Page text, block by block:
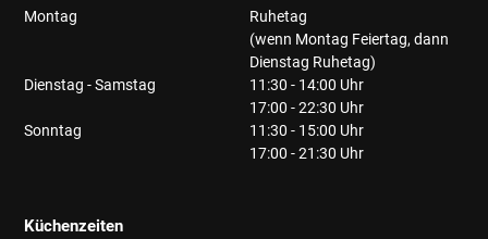
Montag
Ruhetag
(wenn Montag Feiertag, dann
Dienstag Ruhetag)
Dienstag - Samstag
11:30 - 14:00 Uhr
17:00 - 22:30 Uhr
Sonntag
11:30 - 15:00 Uhr
17:00 - 21:30 Uhr
Küchenzeiten